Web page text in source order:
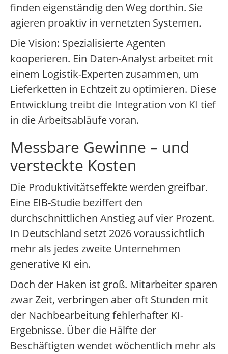
finden eigenständig den Weg dorthin. Sie
agieren proaktiv in vernetzten Systemen.
Die Vision: Spezialisierte Agenten
kooperieren. Ein Daten-Analyst arbeitet mit
einem Logistik-Experten zusammen, um
Lieferketten in Echtzeit zu optimieren. Diese
Entwicklung treibt die Integration von KI tief
in die Arbeitsabläufe voran.
Messbare Gewinne – und
versteckte Kosten
Die Produktivitätseffekte werden greifbar.
Eine EIB-Studie beziffert den
durchschnittlichen Anstieg auf vier Prozent.
In Deutschland setzt 2026 voraussichtlich
mehr als jedes zweite Unternehmen
generative KI ein.
Doch der Haken ist groß. Mitarbeiter sparen
zwar Zeit, verbringen aber oft Stunden mit
der Nachbearbeitung fehlerhafter KI-
Ergebnisse. Über die Hälfte der
Beschäftigten wendet wöchentlich mehr als